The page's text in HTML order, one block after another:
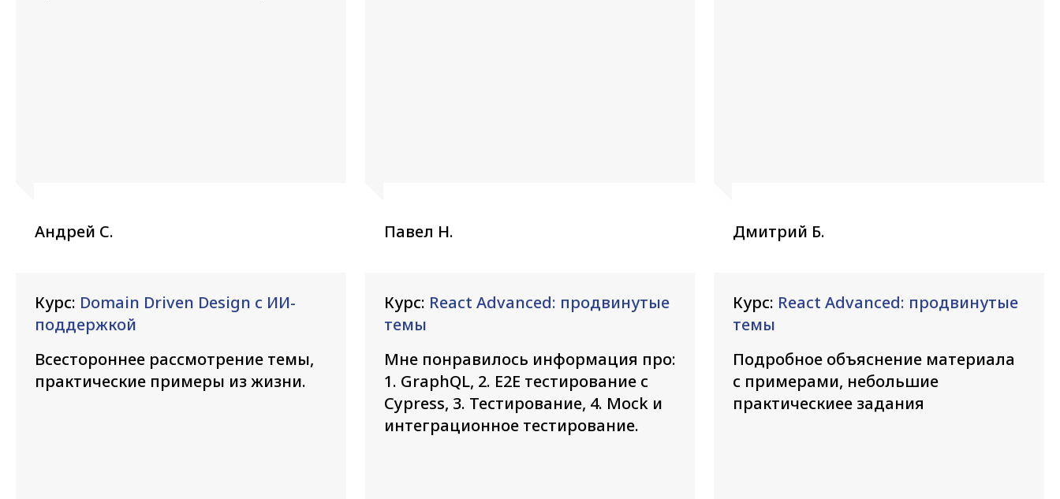
Андрей С. Павел Н. Дмитрий Б.
Курс: Domain Driven Design с ИИ-
поддержкой
Всестороннее рассмотрение темы,
практические примеры из жизни.
Курс: React Advanced: продвинутые
темы
Мне понравилось информация про:
1. GraphQL, 2. E2E тестирование с
Cypress, 3. Тестирование, 4. Mock и
интеграционное тестирование.
Курс: React Advanced: продвинутые
темы
Подробное объяснение материала
с примерами, небольшие
практическиее задания